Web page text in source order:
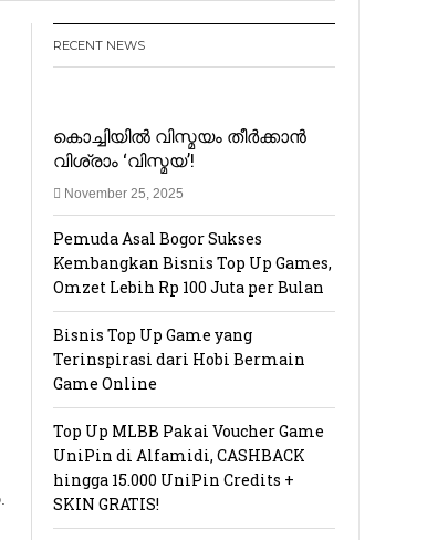
RECENT NEWS
കൊച്ചിയിൽ വിസ്മയം തീർക്കാൻ
വിശ്രാം ‘വിസ്മയ’!
November 25, 2025
Pemuda Asal Bogor Sukses
Kembangkan Bisnis Top Up Games,
Omzet Lebih Rp 100 Juta per Bulan
Bisnis Top Up Game yang
Terinspirasi dari Hobi Bermain
Game Online
Top Up MLBB Pakai Voucher Game
UniPin di Alfamidi, CASHBACK
hingga 15.000 UniPin Credits +
SKIN GRATIS!